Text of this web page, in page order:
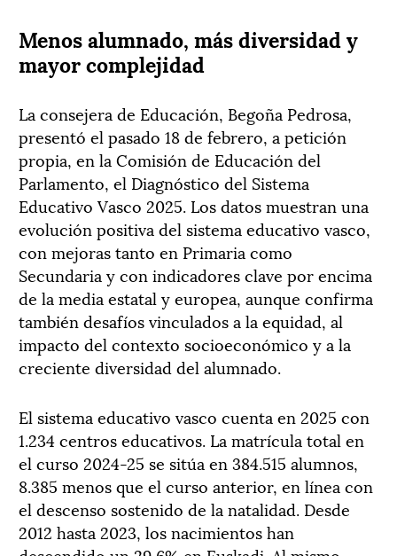
Menos alumnado, más diversidad y
mayor complejidad
La consejera de Educación, Begoña Pedrosa,
presentó el pasado 18 de febrero, a petición
propia, en la Comisión de Educación del
Parlamento, el Diagnóstico del Sistema
Educativo Vasco 2025. Los datos muestran una
evolución positiva del sistema educativo vasco,
con mejoras tanto en Primaria como
Secundaria y con indicadores clave por encima
de la media estatal y europea, aunque confirma
también desafíos vinculados a la equidad, al
impacto del contexto socioeconómico y a la
creciente diversidad del alumnado.
El sistema educativo vasco cuenta en 2025 con
1.234 centros educativos. La matrícula total en
el curso 2024-25 se sitúa en 384.515 alumnos,
8.385 menos que el curso anterior, en línea con
el descenso sostenido de la natalidad. Desde
2012 hasta 2023, los nacimientos han